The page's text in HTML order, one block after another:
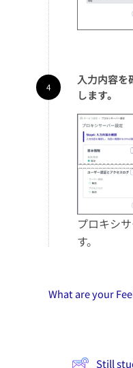
入力内容を
します。
プロキシ
す。
What are your
Still